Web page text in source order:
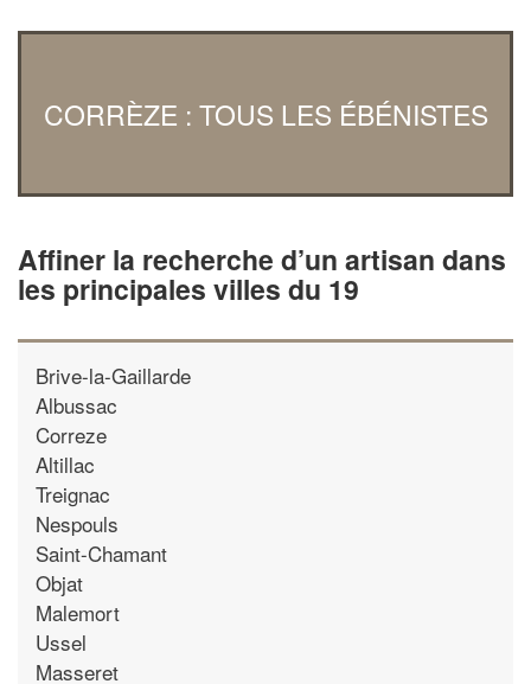
CORRÈZE : TOUS LES ÉBÉNISTES
Affiner la recherche d’un artisan dans
les principales villes du 19
Brive-la-Gaillarde
Albussac
Correze
Altillac
Treignac
Nespouls
Saint-Chamant
Objat
Malemort
Ussel
Masseret